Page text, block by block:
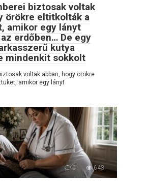
biztosak voltak
örökre eltitkolták a
amikor egy lányt
erdőben… De egy
kutya
mindenkit sokkolt
voltak abban, hogy örökre
amikor egy lányt
0 643